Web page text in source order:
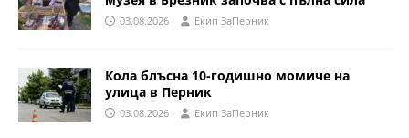
03.08.2026 Eкип ЗаПерник
Кола блъсна 10-годишно момиче на
улица в Перник
03.08.2026 Eкип ЗаПерник